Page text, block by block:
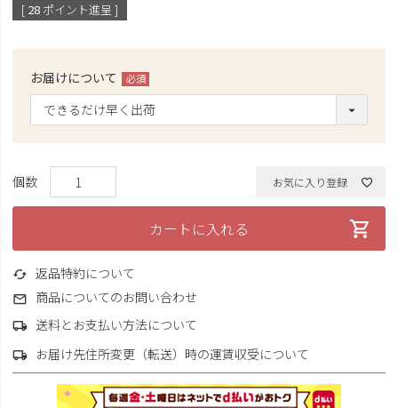
[ 28 ポイント進呈 ]
お届けについて
(必
須)
お気に入り登録
カートに入れる
返品特約について
商品についてのお問い合わせ
送料とお支払い方法について
お届け先住所変更（転送）時の運賃収受について